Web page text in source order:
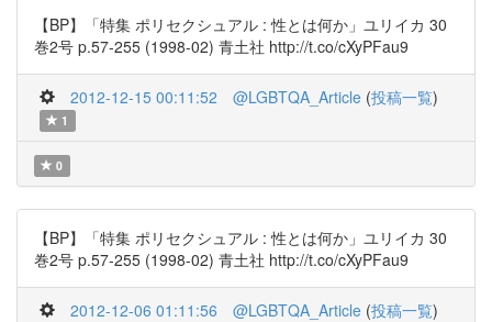
【BP】「特集 ポリセクシュアル : 性とは何か」ユリイカ 30
巻2号 p.57-255 (1998-02) 青土社 http://t.co/cXyPFau9
2012-12-15 00:11:52 @LGBTQA_Article (投稿一覧)
1
0
【BP】「特集 ポリセクシュアル : 性とは何か」ユリイカ 30
巻2号 p.57-255 (1998-02) 青土社 http://t.co/cXyPFau9
2012-12-06 01:11:56 @LGBTQA_Article (投稿一覧)